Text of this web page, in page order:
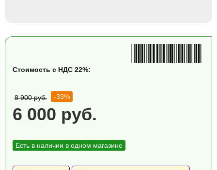
Стоимость с НДС 22%:
8 900 руб. -33%
6 000 руб.
Есть в наличии в одном магазине